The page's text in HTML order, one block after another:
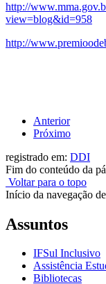
http://
view=blog&id=958
http://
Anterior
Próximo
registrado em: DDI
Fim do conteúdo da
Voltar para o topo
Início da navegação
Assuntos
IFSul Inclusivo
Assistência
Bibliotecas